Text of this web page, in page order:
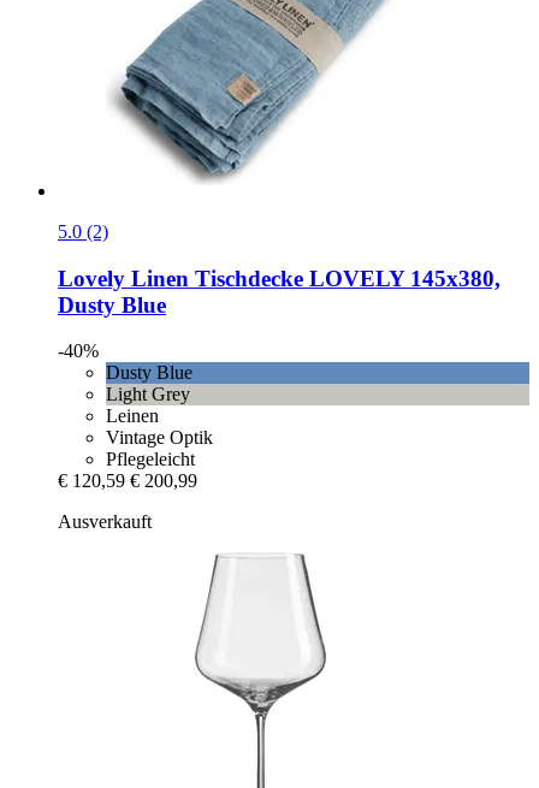
5.0 (2)
Lovely Linen Tischdecke LOVELY 145x380,
Dusty Blue
-40%
Dusty Blue
Light Grey
Leinen
Vintage Optik
Pflegeleicht
€ 120,59 € 200,99
Ausverkauft